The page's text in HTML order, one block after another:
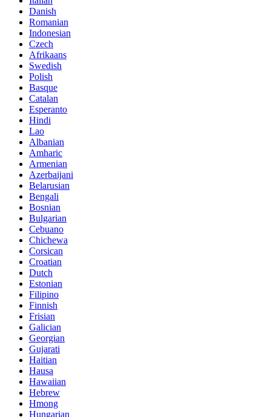
Danish
Romanian
Indonesian
Czech
Afrikaans
Swedish
Polish
Basque
Catalan
Esperanto
Hindi
Lao
Albanian
Amharic
Armenian
Azerbaijani
Belarusian
Bengali
Bosnian
Bulgarian
Cebuano
Chichewa
Corsican
Croatian
Dutch
Estonian
Filipino
Finnish
Frisian
Galician
Georgian
Gujarati
Haitian
Hausa
Hawaiian
Hebrew
Hmong
Hungarian